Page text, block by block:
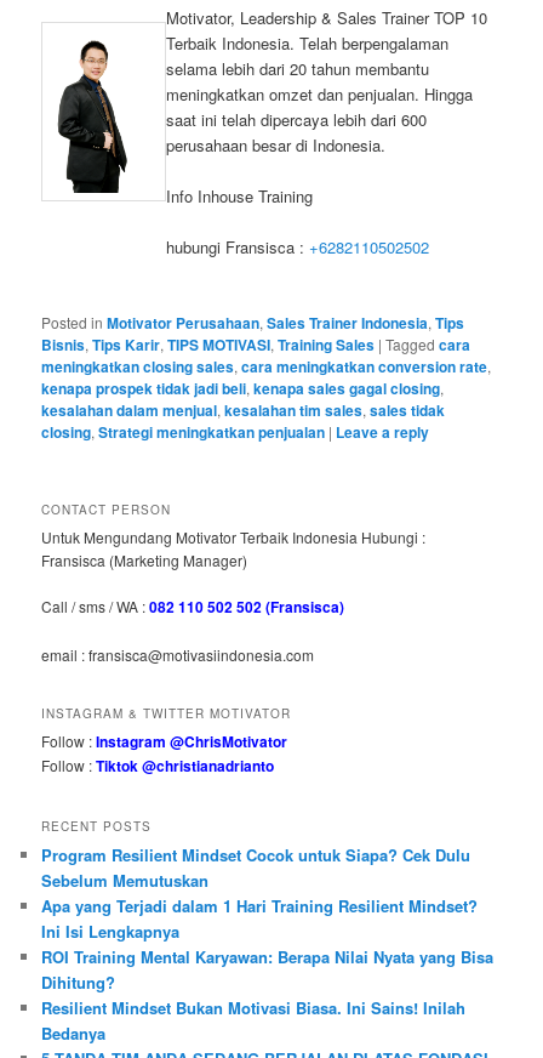
Motivator, Leadership & Sales Trainer TOP 10
Terbaik Indonesia. Telah berpengalaman
selama lebih dari 20 tahun membantu
meningkatkan omzet dan penjualan. Hingga
saat ini telah dipercaya lebih dari 600
perusahaan besar di Indonesia.
Info Inhouse Training
hubungi Fransisca :+6282110502502
Posted in Motivator Perusahaan,Sales Trainer Indonesia,Tips
Bisnis,Tips Karir,TIPS MOTIVASI,Training Sales |Tagged cara
meningkatkan closing sales,cara meningkatkan conversion rate,
kenapa prospek tidak jadi beli,kenapa sales gagal closing,
kesalahan dalam menjual,kesalahan tim sales,sales tidak
closing,Strategi meningkatkan penjualan | Leave a reply
CONTACT PERSON
Untuk Mengundang Motivator Terbaik Indonesia Hubungi :
Fransisca (Marketing Manager)
Call / sms / WA :082 110 502 502 (Fransisca)
email : fransisca@motivasiindonesia.com
INSTAGRAM & TWITTER MOTIVATOR
Follow :Instagram @ChrisMotivator
Follow :Tiktok @christianadrianto
RECENT POSTS
Program Resilient Mindset Cocok untuk Siapa? Cek Dulu
Sebelum Memutuskan
Apa yang Terjadi dalam 1 Hari Training Resilient Mindset?
Ini Isi Lengkapnya
ROI Training Mental Karyawan: Berapa Nilai Nyata yang Bisa
Dihitung?
Resilient Mindset Bukan Motivasi Biasa. Ini Sains! Inilah
Bedanya